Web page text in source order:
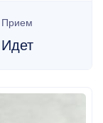
Прием
Идет